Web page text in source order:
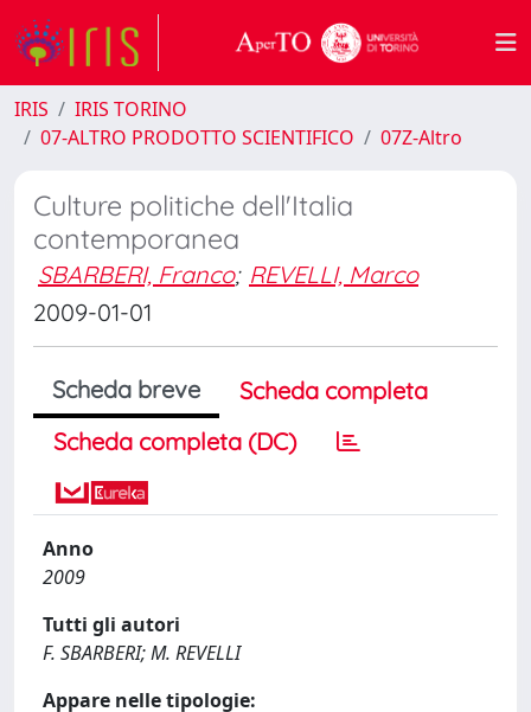
IRIS
IRIS TORINO
07-ALTRO PRODOTTO SCIENTIFICO
07Z-Altro
Culture politiche dell'Italia
contemporanea
SBARBERI, Franco; REVELLI, Marco
2009-01-01
Scheda breve
Scheda completa
Scheda completa (DC)
Anno
2009
Tutti gli autori
F. SBARBERI; M. REVELLI
Appare nelle tipologie: